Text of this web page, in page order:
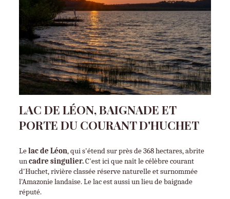
LAC DE LÉON, BAIGNADE ET
PORTE DU COURANT D'HUCHET
Le lac de Léon, qui s'étend sur près de 368 hectares, abrite
un cadre singulier. C'est ici que naît le célèbre courant
d'Huchet, rivière classée réserve naturelle et surnommée
l'Amazonie landaise. Le lac est aussi un lieu de baignade
réputé.